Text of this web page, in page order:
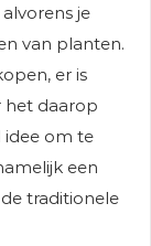
je
van planten.
er is
het daarop
idee om te
een
traditionele